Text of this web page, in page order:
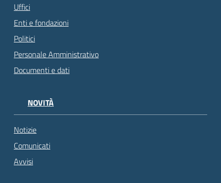
Uffici
Enti e fondazioni
Politici
Personale Amministrativo
Documenti e dati
NOVITÀ
Notizie
Comunicati
Avvisi